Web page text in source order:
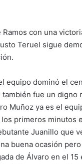
con una
Teruel sigue
equipo dominó el
fue un digno
Muñoz ya es el
primeros minutos
Juanillo que
buena ocasión
de Álvaro en el